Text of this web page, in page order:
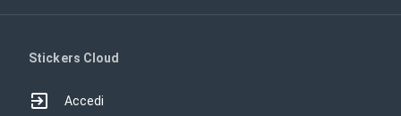
Stickers Cloud
Accedi